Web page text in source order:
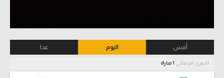
أمس اليوم غدا
الدوري البرتغالي